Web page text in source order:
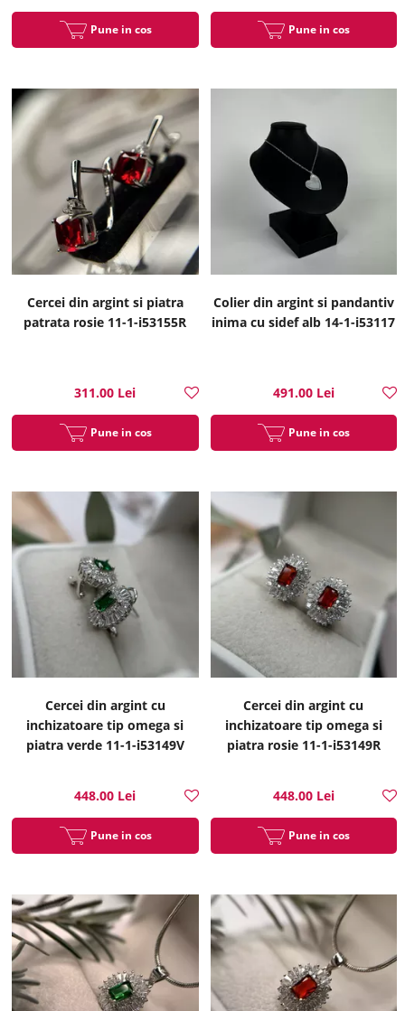
Pune in cos Pune in cos
Cercei din argint si piatra
patrata rosie 11-1-i53155R
311.00 Lei
Pune in cos
Colier din argint si pandantiv
inima cu sidef alb 14-1-i53117
491.00 Lei
Pune in cos
Cercei din argint cu
inchizatoare tip omega si
piatra verde 11-1-i53149V
448.00 Lei
Pune in cos
Cercei din argint cu
inchizatoare tip omega si
piatra rosie 11-1-i53149R
448.00 Lei
Pune in cos